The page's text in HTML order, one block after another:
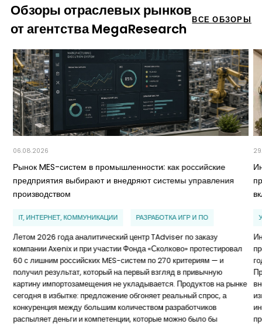
Обзоры отраслевых рынков
от агентства MegaResearch
ВСЕ ОБЗОРЫ
06.08.2026
Рынок MES-систем в промышленности: как российские
предприятия выбирают и внедряют системы управления
производством
IT, ИНТЕРНЕТ, КОММУНИКАЦИИ РАЗРАБОТКА ИГР И ПО
Летом 2026 года аналитический центр TAdviser по заказу
компании Axenix и при участии Фонда «Сколково» протестировал
60 с лишним российских MES-систем по 270 критериям — и
получил результат, который на первый взгляд в привычную
картину импортозамещения не укладывается. Продуктов на рынке
сегодня в избытке: предложение обгоняет реальный спрос, а
конкуренция между большим количеством разработчиков
распыляет деньги и компетенции, которые можно было бы